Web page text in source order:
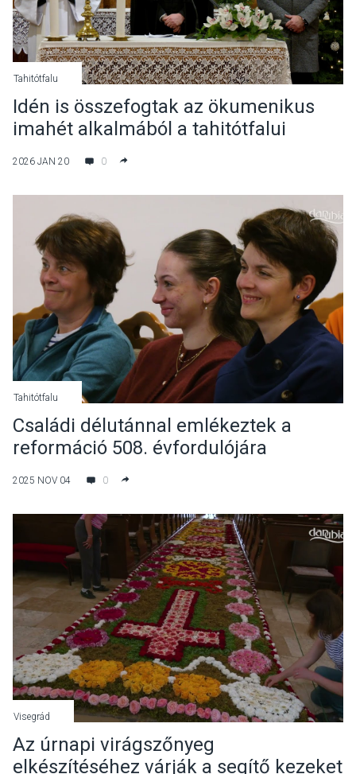
Tahitótfalu
Idén is összefogtak az ökumenikus
imahét alkalmából a tahitótfalui
2026 JAN 20 0
Tahitótfalu
Családi délutánnal emlékeztek a
reformáció 508. évfordulójára
2025 NOV 04 0
Visegrád
Az úrnapi virágszőnyeg
elkészítéséhez várják a segítő kezeket